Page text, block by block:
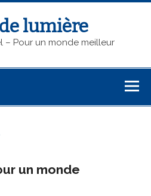
lumière
– Pour un monde meilleur
un monde